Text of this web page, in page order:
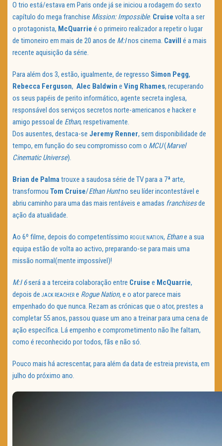
O trio está/estava em Paris onde já se iniciou a rodagem do sexto
capítulo do mega franchise Mission: Impossible. Cruise volta a ser
o protagonista, McQuarrie é o primeiro realizador a repetir o lugar
de timoneiro em mais de 20 anos de M:Inos cinema. Cavill é a mais
recente aquisição da série.
Para além dos 3, estão, igualmente, de regresso Simon Pegg,
Rebecca Ferguson, Alec Baldwin e Ving Rhames, recuperando
os seus papéis de perito informático, agente secreta inglesa,
responsável dos serviços secretos norte-americanos e hacker e
amigo pessoal de Ethan, respetivamente.
Dos ausentes, destaca-se Jeremy Renner, sem disponibilidade de
tempo, em função do seu compromisso com o MCU(Marvel
Cinematic Universe).
Brian de Palmatrouxe a saudosa série de TV para a 7ª arte,
transformou Tom Cruise/Ethan Huntno seu líder incontestável e
abriu caminho para uma das mais rentáveis e amadas franchisesde
ação da atualidade.
Ao 6º filme, depois do competentíssimo ROGUE NATION, Ethane a sua
equipa estão de volta ao activo, preparando-se para mais uma
missão normal(mente impossível)!
M:I 6será a a terceira colaboração entre Cruise e McQuarrie,
depois de JACK REACHER e Rogue Nation,e o ator parece mais
empenhado do que nunca. Rezam as crónicas que o ator, prestes a
completar 55 anos, passou quase um ano a treinar para uma cena de
ação específica. Lá empenho e comprometimento não lhe faltam,
como é reconhecido por todos, fãs e não só.
Pouco mais há acrescentar, para além da data de estreia prevista, em
julho do próximo ano.